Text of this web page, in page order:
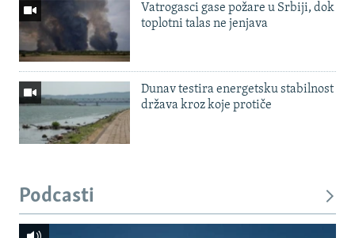
Vatrogasci gase požare u Srbiji, dok
toplotni talas ne jenjava
Dunav testira energetsku stabilnost
država kroz koje protiče
Podcasti